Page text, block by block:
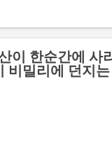
: 1,893가구 공급 방식
은 잔여 공가를 일반
형 주택 중심) 입주 예
구성원 으로서 아래의
이 한순간에 사
비밀리에 던지